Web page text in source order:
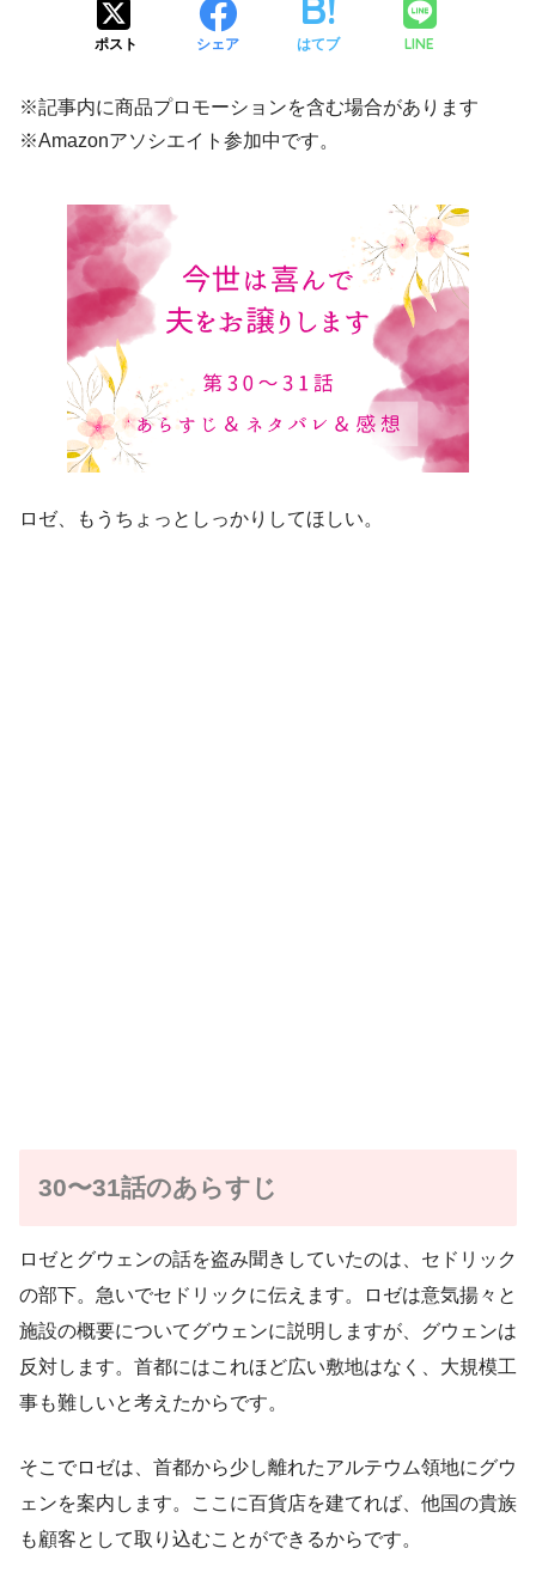
ポスト シェア はてブ LINE
※記事内に商品プロモーションを含む場合があります
※Amazonアソシエイト参加中です。
ロゼ、もうちょっとしっかりしてほしい。
30〜31話のあらすじ
ロゼとグウェンの話を盗み聞きしていたのは、セドリック
の部下。急いでセドリックに伝えます。ロゼは意気揚々と
施設の概要についてグウェンに説明しますが、グウェンは
反対します。首都にはこれほど広い敷地はなく、大規模工
事も難しいと考えたからです。
そこでロゼは、首都から少し離れたアルテウム領地にグウ
ェンを案内します。ここに百貨店を建てれば、他国の貴族
も顧客として取り込むことができるからです。